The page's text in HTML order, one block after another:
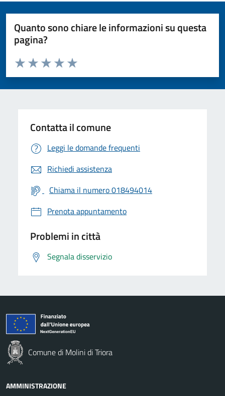
Quanto sono chiare le informazioni su questa
pagina?
Valuta da 1 a 5 stelle la pagina
Valuta 5 stelle su 5
Valuta 4 stelle su 5
Valuta 3 stelle su 5
Valuta 2 stelle su 5
Valuta 1 stelle su 5
Contatta il comune
Leggi le domande frequenti
Richiedi assistenza
Chiama il numero 018494014
Prenota appuntamento
Problemi in città
Segnala disservizio
Comune di Molini di Triora
AMMINISTRAZIONE